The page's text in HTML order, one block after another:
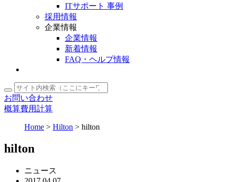
ITサポート 事例
採用情報
企業情報
企業情報
新着情報
FAQ・ヘルプ情報
お問い合わせ
概算費用計算
Home > Hilton > hilton
hilton
ニュース